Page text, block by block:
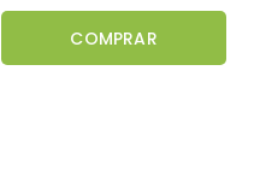
COMPRAR